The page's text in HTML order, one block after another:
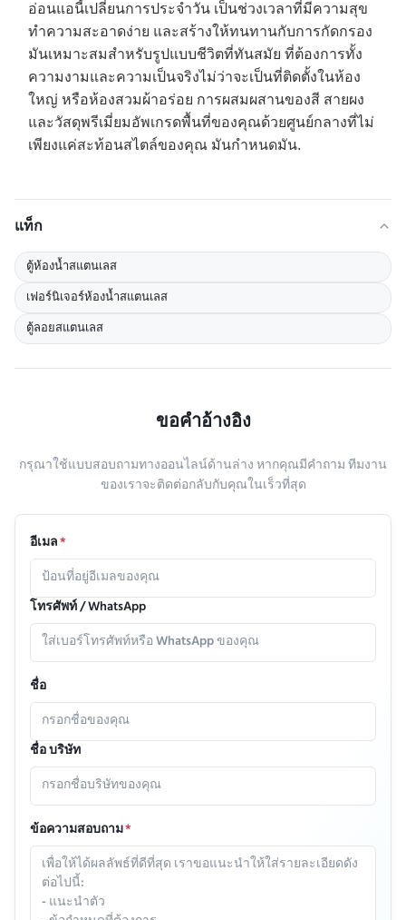
อ่อนแอนี้เปลี่ยนการประจําวัน เป็นช่วงเวลาที่มีความสุข
ทําความสะอาดง่าย และสร้างให้ทนทานกับการกัดกรอง
มันเหมาะสมสําหรับรูปแบบชีวิตที่ทันสมัย ที่ต้องการทั้ง
ความงามและความเป็นจริงไม่ว่าจะเป็นที่ติดตั้งในห้อง
ใหญ่ หรือห้องสวมผ้าอร่อย การผสมผสานของสี สายผง
และวัสดุพรีเมี่ยมอัพเกรดพื้นที่ของคุณด้วยศูนย์กลางที่ไม่
เพียงแค่สะท้อนสไตล์ของคุณ มันกําหนดมัน.
แท็ก
ตู้ห้องน้ำสแตนเลส
เฟอร์นิเจอร์ห้องน้ำสแตนเลส
ตู้ลอยสแตนเลส
ขอคําอ้างอิง
กรุณาใช้แบบสอบถามทางออนไลน์ด้านล่าง หากคุณมีคําถาม ทีมงาน
ของเราจะติดต่อกลับกับคุณในเร็วที่สุด
อีเมล*
โทรศัพท์ / WhatsApp
ชื่อ
ชื่อ บริษัท
ข้อความสอบถาม*